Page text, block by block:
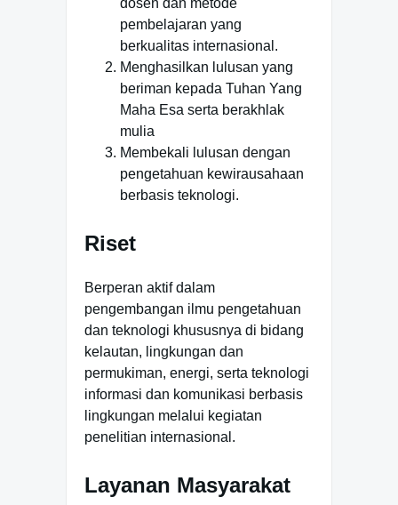
pembelajaran yang
berkualitas internasional.
Menghasilkan lulusan yang
beriman kepada Tuhan Yang
Maha Esa serta berakhlak
mulia
Membekali lulusan dengan
pengetahuan kewirausahaan
berbasis teknologi.
Riset
Berperan aktif dalam
pengembangan ilmu pengetahuan
dan teknologi khususnya di bidang
kelautan, lingkungan dan
permukiman, energi, serta teknologi
informasi dan komunikasi berbasis
lingkungan melalui kegiatan
penelitian internasional.
Layanan Masyarakat